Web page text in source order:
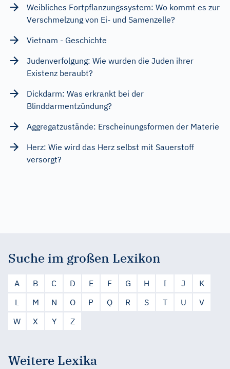
Weibliches Fortpflanzungssystem: Wo kommt es zur
Verschmelzung von Ei- und Samenzelle?
Vietnam - Geschichte
Judenverfolgung: Wie wurden die Juden ihrer
Existenz beraubt?
Dickdarm: Was erkrankt bei der
Blinddarmentzündung?
Aggregatzustände: Erscheinungsformen der Materie
Herz: Wie wird das Herz selbst mit Sauerstoff
versorgt?
Suche im großen Lexikon
A B C D E F G H I J
K
L
M N O P Q R S T U
V
W
X Y Z
Weitere Lexika